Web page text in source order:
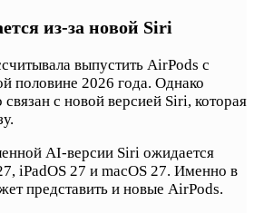
из-за новой Siri
выпустить AirPods с
половине 2026 года. Однако
связан с новой версией Siri, которая
AI-версии Siri ожидается
iPadOS 27 и macOS 27. Именно в
представить и новые AirPods.